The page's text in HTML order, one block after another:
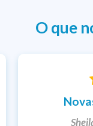
O que